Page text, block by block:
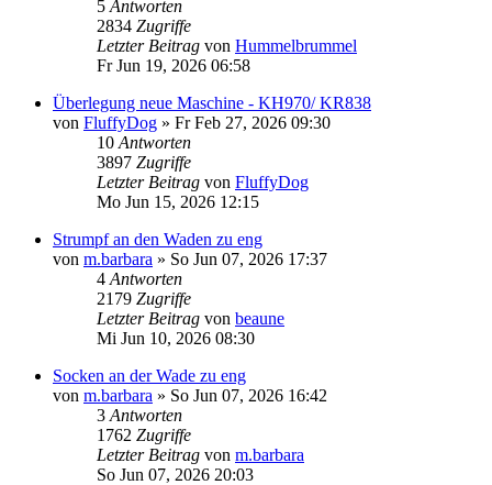
5 Antworten
2834 Zugriffe
Letzter Beitrag von Hummelbrummel
Fr Jun 19, 2026 06:58
Überlegung neue Maschine - KH970/ KR838
von FluffyDog » Fr Feb 27, 2026 09:30
10 Antworten
3897 Zugriffe
Letzter Beitrag von FluffyDog
Mo Jun 15, 2026 12:15
Strumpf an den Waden zu eng
von m.barbara » So Jun 07, 2026 17:37
4 Antworten
2179 Zugriffe
Letzter Beitrag von beaune
Mi Jun 10, 2026 08:30
Socken an der Wade zu eng
von m.barbara » So Jun 07, 2026 16:42
3 Antworten
1762 Zugriffe
Letzter Beitrag von m.barbara
So Jun 07, 2026 20:03